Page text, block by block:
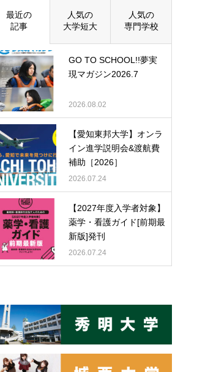
最近の
記事
人気の
大学短大
人気の
専門学校
GO TO SCHOOL!!夢実
現マガジン2026.7
2026.08.02
【愛知東邦大学】オンラ
イン進学説明会&渡航費
補助［2026］
2026.07.24
【2027年度入学者対象】
薬学・看護ガイド[前期最
新版]発刊
2026.07.24